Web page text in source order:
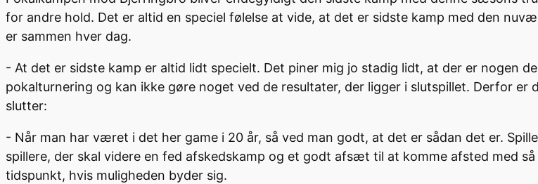
for andre hold. Det er altid en speciel følelse at vide, at det er sidste kamp med den
er sammen hver dag.
- At det er sidste kamp er altid lidt specielt. Det piner mig jo stadig lidt, at der er nogen
pokalturnering og kan ikke gøre noget ved de resultater, der ligger i slutspillet. Derfor
slutter:
- Når man har været i det her game i 20 år, så ved man godt, at det er sådan det er.
spillere, der skal videre en fed afskedskamp og et godt afsæt til at komme afsted med
tidspunkt, hvis muligheden byder sig.